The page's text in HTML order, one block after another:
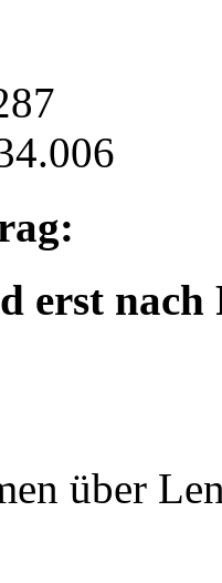
erst
über